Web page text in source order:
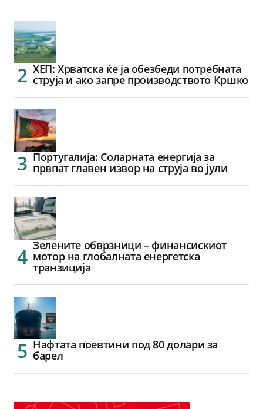
ХЕП: Хрватска ќе ја обезбеди потребната
струја и ако запре производството Кршко
Португалија: Соларната енергија за
првпат главен извор на струја во јули
Зелените обврзници – финансискиот
мотор на глобалната енергетска
транзиција
Нафтата поевтини под 80 долари за
барел